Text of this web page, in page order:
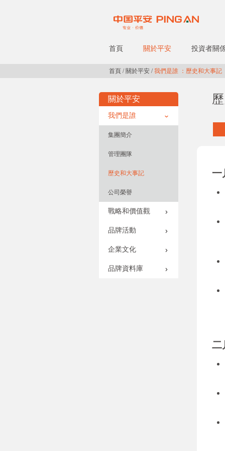
首頁 關於平安 投資者關
首頁 / 關於平安 / 我們是誰 ：歷史和大事記
一
二
關於平安
我們是誰
集團簡介
管理團隊
歷史和大事記
公司榮譽
戰略和價值觀
品牌活動
企業文化
品牌資料庫